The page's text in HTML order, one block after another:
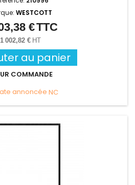
WESTCOTT
Prix€TTC
1 002,82 € HT
au panier
COMMANDE
annoncée NC